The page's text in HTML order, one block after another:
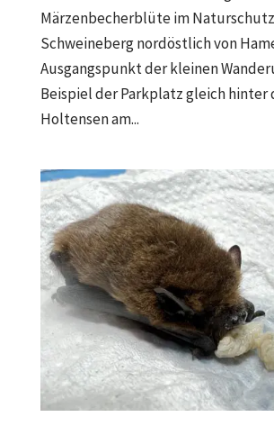
Märzenbecherblüte im
Schweineberg nordöstlich von
Ausgangspunkt der kleinen
Beispiel der Parkplatz gleich hinter
Holtensen am...